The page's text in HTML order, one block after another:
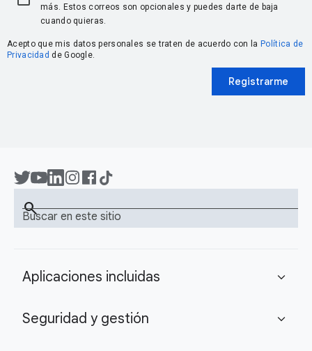
más. Estos correos son opcionales y puedes darte de baja
cuando quieras.
Acepto que mis datos personales se traten de acuerdo con la Política de
Privacidad de Google.
Registrarme
Buscar en este sitio
search
Aplicaciones incluidas expand_more
Seguridad y gestión expand_more